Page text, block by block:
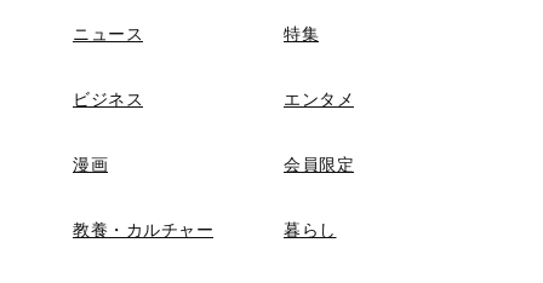
ニュース 特集
ビジネス エンタメ
漫画 会員限定
教養・カルチャー 暮らし